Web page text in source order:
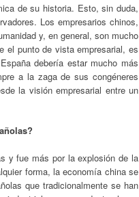
de su historia. Esto, sin duda,
Los empresarios chinos,
y, en general, son mucho
el punto de vista empresarial, es
debería estar mucho más
a la zaga de sus congéneres
la visión empresarial entre un
y fue más por la explosión de la
forma, la economía china se
que tradicionalmente se han